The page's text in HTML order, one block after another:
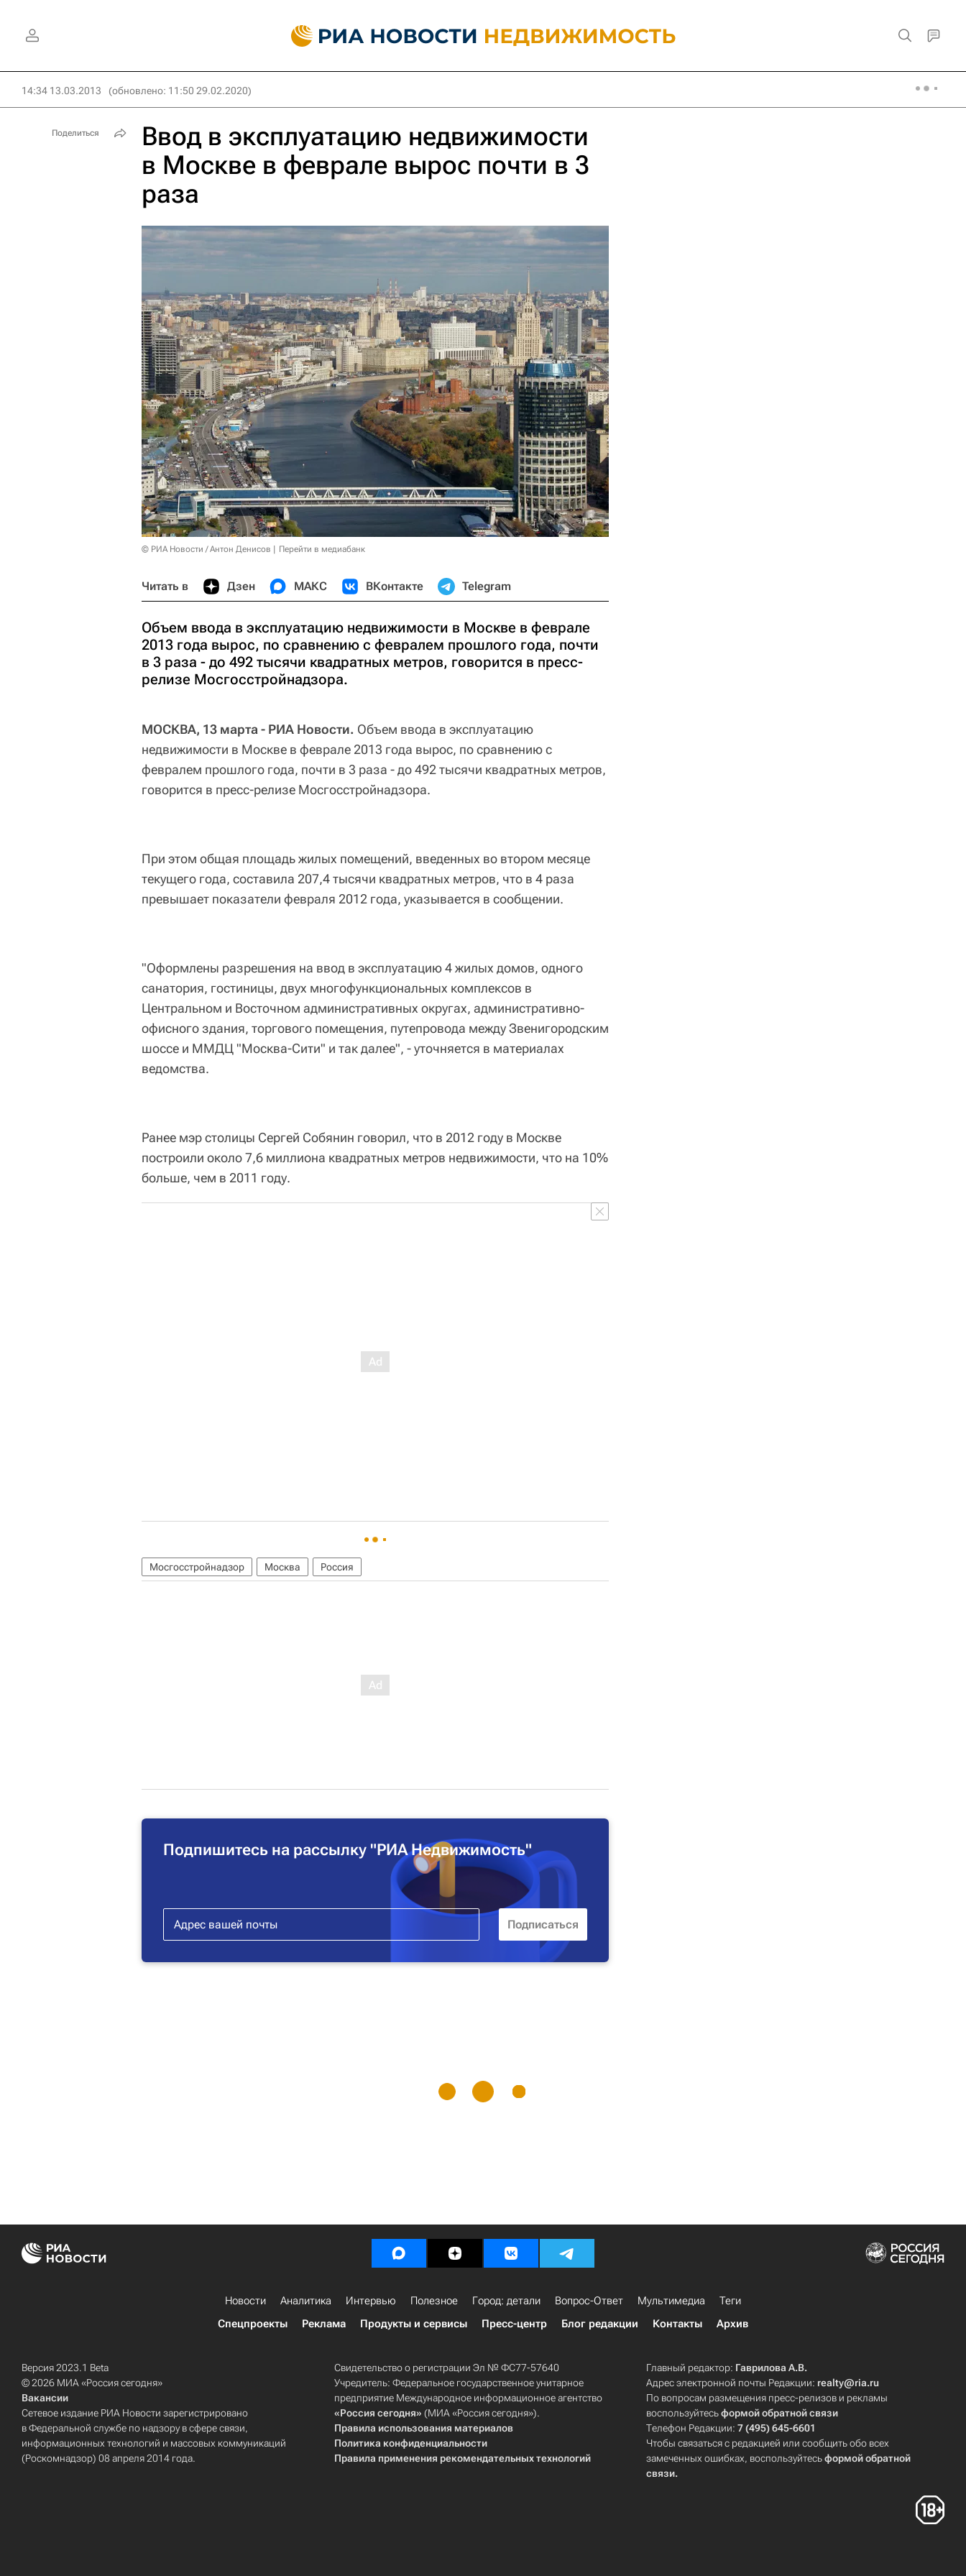
14:34 13.03.2013 (обновлено: 11:50 29.02.2020)
Ввод в эксплуатацию недвижимости
в Москве в феврале вырос почти в 3
раза
© РИА Новости / Антон Денисов Перейти в медиабанк
Читать в Дзен МАКС ВКонтакте Telegram
Объем ввода в эксплуатацию недвижимости в Москве в феврале
2013 года вырос, по сравнению с февралем прошлого года, почти
в 3 раза - до 492 тысячи квадратных метров, говорится в пресс-
релизе Мосгосстройнадзора.
МОСКВА, 13 марта - РИА Новости. Объем ввода в эксплуатацию
недвижимости в Москве в феврале 2013 года вырос, по сравнению с
февралем прошлого года, почти в 3 раза - до 492 тысячи квадратных метров,
говорится в пресс-релизе Мосгосстройнадзора.
При этом общая площадь жилых помещений, введенных во втором месяце
текущего года, составила 207,4 тысячи квадратных метров, что в 4 раза
превышает показатели февраля 2012 года, указывается в сообщении.
"Оформлены разрешения на ввод в эксплуатацию 4 жилых домов, одного
санатория, гостиницы, двух многофункциональных комплексов в
Центральном и Восточном административных округах, административно-
офисного здания, торгового помещения, путепровода между Звенигородским
шоссе и ММДЦ "Москва-Сити" и так далее", - уточняется в материалах
ведомства.
Ранее мэр столицы Сергей Собянин говорил, что в 2012 году в Москве
построили около 7,6 миллиона квадратных метров недвижимости, что на 10%
больше, чем в 2011 году.
Мосгосстройнадзор Москва Россия
Подпишитесь на рассылку "РИА Недвижимость"
Поделиться
Новости Аналитика Интервью Полезное Город: детали Вопрос-Ответ Мультимедиа
Теги
Спецпроекты
Реклама Продукты и сервисы Пресс-центр Блог редакции Контакты Архив
Версия 2023.1 Beta
© 2026 МИА «Россия сегодня»
Вакансии
Сетевое издание РИА Новости зарегистрировано
в Федеральной службе по надзору в сфере связи,
информационных технологий и массовых коммуникаций
(Роскомнадзор) 08 апреля 2014 года.
Свидетельство о регистрации Эл № ФС77-57640
Учредитель: Федеральное государственное унитарное
предприятие Международное информационное агентство
«Россия сегодня» (МИА «Россия сегодня»).
Правила использования материалов
Политика конфиденциальности
Правила применения рекомендательных технологий
Главный редактор: Гаврилова А.В.
Адрес электронной почты Редакции: realty@ria.ru
По вопросам размещения пресс-релизов и рекламы
воспользуйтесьформой обратной связи
Телефон Редакции:7 (495) 645-6601
Чтобы связаться с редакцией или сообщить обо всех
замеченных ошибках, воспользуйтесьформой обратной
связи.